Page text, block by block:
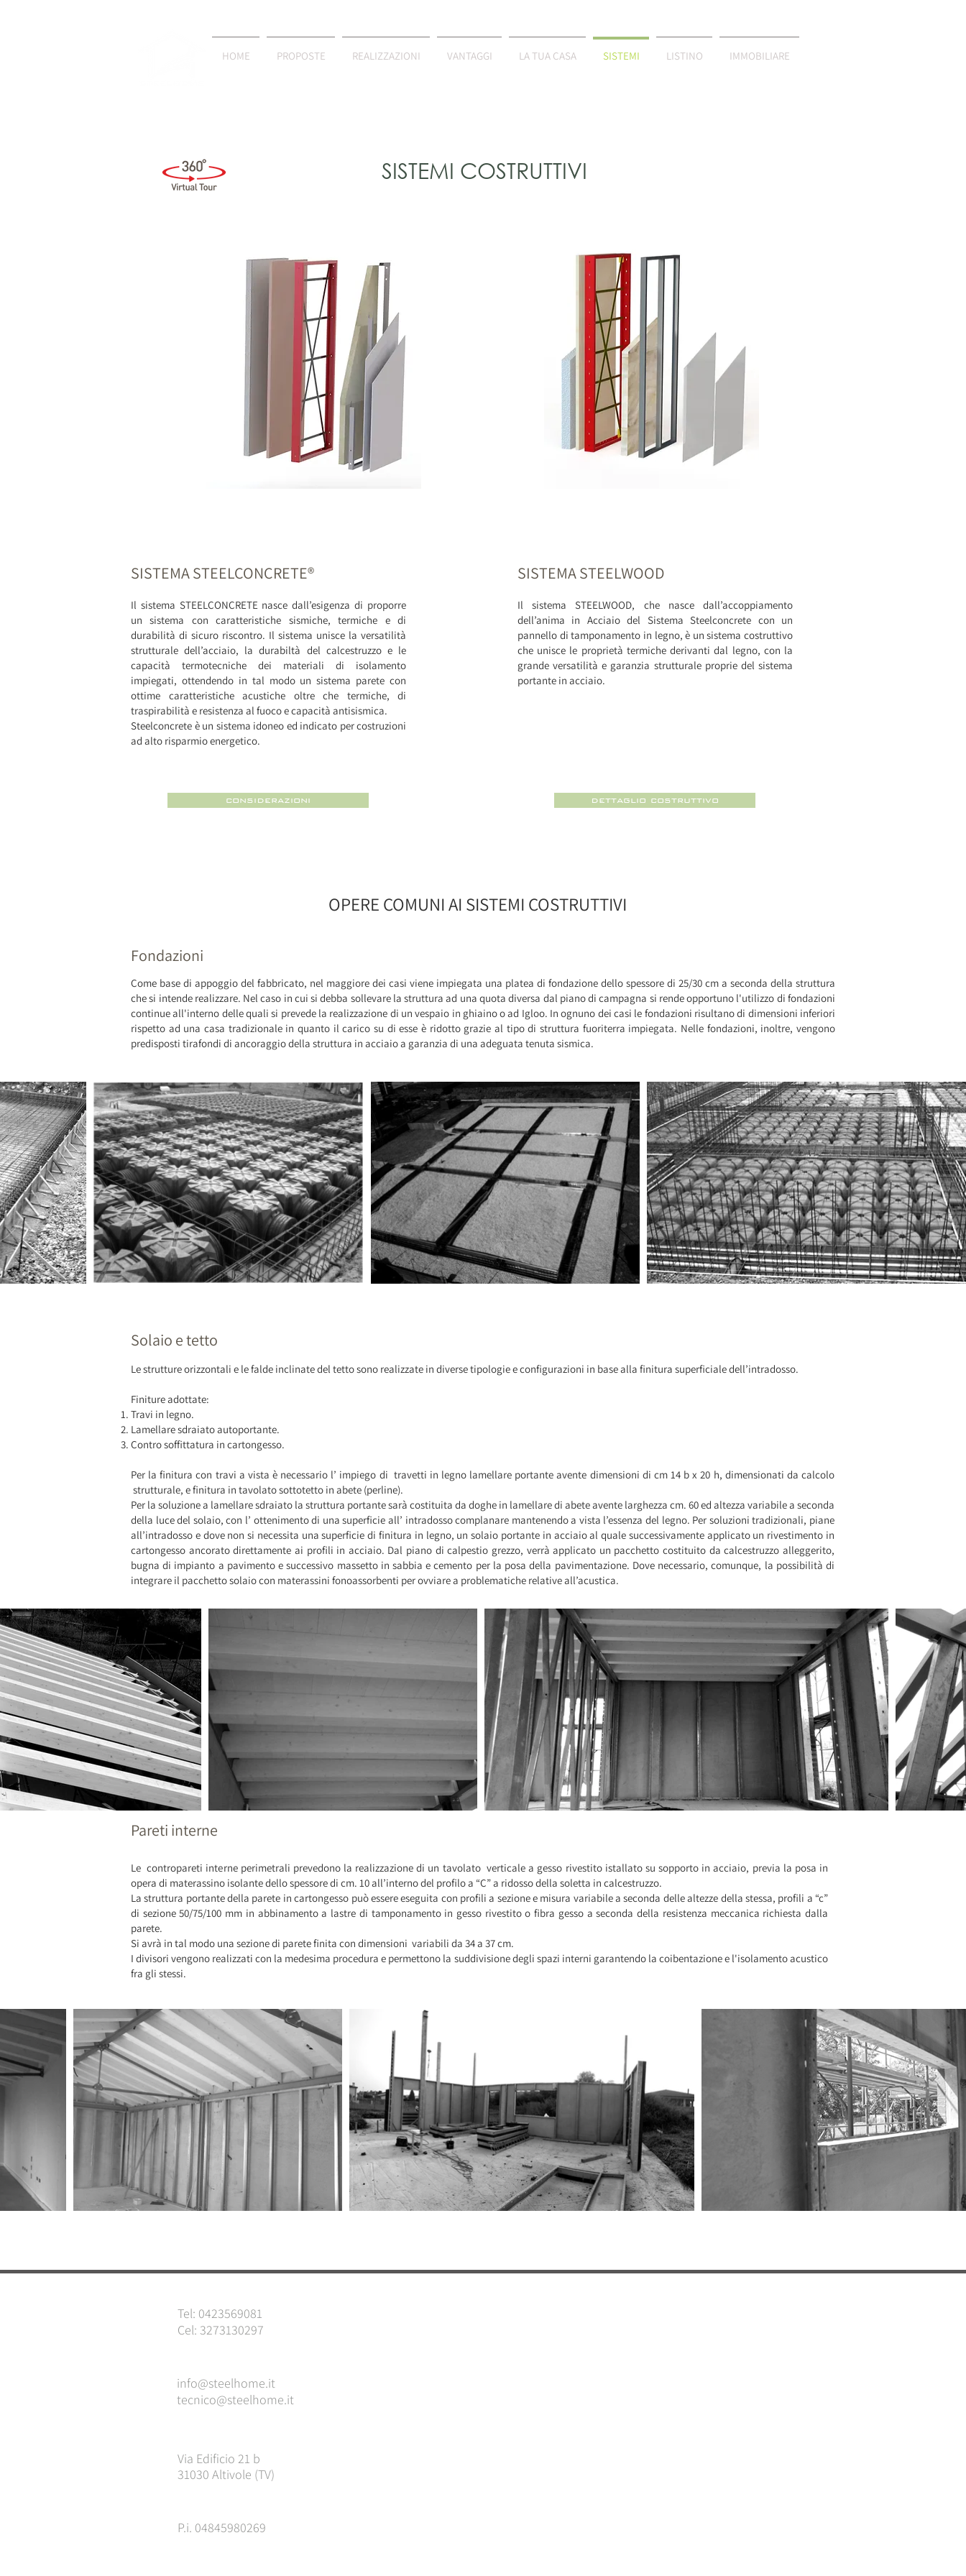
HOME PROPOSTE REALIZZAZIONI VANTAGGI LA TUA CASA SISTEMI LISTINO IMMOBILIARE
SISTEMI COSTRUTTIVI
SISTEMA STEELCONCRETE®
Il sistema STEELCONCRETE nasce dall’esigenza di proporre
un sistema con caratteristiche sismiche, termiche e di
durabilità di sicuro riscontro. Il sistema unisce la versatilità
strutturale dell’acciaio, la durabiltà del calcestruzzo e le
capacità termotecniche dei materiali di isolamento
impiegati, ottendendo in tal modo un sistema parete con
ottime caratteristiche acustiche oltre che termiche, di
traspirabilità e resistenza al fuoco e capacità antisismica.
Steelconcrete è un sistema idoneo ed indicato per costruzioni
ad alto risparmio energetico.
considerazioni
SISTEMA STEELWOOD
Il sistema STEELWOOD, che nasce dall’accoppiamento
dell’anima in Acciaio del Sistema Steelconcrete con un
pannello di tamponamento in legno, è un sistema costruttivo
che unisce le proprietà termiche derivanti dal legno, con la
grande versatilità e garanzia strutturale proprie del sistema
portante in acciaio.
dettaglio costruttivo
OPERE COMUNI AI SISTEMI COSTRUTTIVI
Fondazioni
Come base di appoggio del fabbricato, nel maggiore dei casi viene impiegata una platea di fondazione dello spessore di 25/30 cm a seconda della struttura
che si intende realizzare. Nel caso in cui si debba sollevare la struttura ad una quota diversa dal piano di campagna si rende opportuno l'utilizzo di fondazioni
continue all'interno delle quali si prevede la realizzazione di un vespaio in ghiaino o ad Igloo. In ognuno dei casi le fondazioni risultano di dimensioni inferiori
rispetto ad una casa tradizionale in quanto il carico su di esse è ridotto grazie al tipo di struttura fuoriterra impiegata. Nelle fondazioni, inoltre, vengono
predisposti tirafondi di ancoraggio della struttura in acciaio a garanzia di una adeguata tenuta sismica.
Solaio e tetto
Le strutture orizzontali e le falde inclinate del tetto sono realizzate in diverse tipologie e configurazioni in base alla finitura superficiale dell’intradosso.
Finiture adottate:
Travi in legno.
Lamellare sdraiato autoportante.
Contro soffittatura in cartongesso.
Per la finitura con travi a vista è necessario l’ impiego di travetti in legno lamellare portante avente dimensioni di cm 14 b x 20 h, dimensionati da calcolo
strutturale, e finitura in tavolato sottotetto in abete (perline).
Per la soluzione a lamellare sdraiato la struttura portante sarà costituita da doghe in lamellare di abete avente larghezza cm. 60 ed altezza variabile a seconda
della luce del solaio, con l’ ottenimento di una superficie all’ intradosso complanare mantenendo a vista l’essenza del legno. Per soluzioni tradizionali, piane
all’intradosso e dove non si necessita una superficie di finitura in legno, un solaio portante in acciaio al quale successivamente applicato un rivestimento in
cartongesso ancorato direttamente ai profili in acciaio. Dal piano di calpestio grezzo, verrà applicato un pacchetto costituito da calcestruzzo alleggerito,
bugna di impianto a pavimento e successivo massetto in sabbia e cemento per la posa della pavimentazione. Dove necessario, comunque, la possibilità di
integrare il pacchetto solaio con materassini fonoassorbenti per ovviare a problematiche relative all’acustica.
Pareti interne
Le contropareti interne perimetrali prevedono la realizzazione di un tavolato verticale a gesso rivestito istallato su sopporto in acciaio, previa la posa in
opera di materassino isolante dello spessore di cm. 10 all’interno del profilo a “C” a ridosso della soletta in calcestruzzo.
La struttura portante della parete in cartongesso può essere eseguita con profili a sezione e misura variabile a seconda delle altezze della stessa, profili a “c”
di sezione 50/75/100 mm in abbinamento a lastre di tamponamento in gesso rivestito o fibra gesso a seconda della resistenza meccanica richiesta dalla
parete.
Si avrà in tal modo una sezione di parete finita con dimensioni variabili da 34 a 37 cm.
I divisori vengono realizzati con la medesima procedura e permettono la suddivisione degli spazi interni garantendo la coibentazione e l'isolamento acustico
fra gli stessi.
Tel: 0423569081
Cel: 3273130297
info@steelhome.it
tecnico@steelhome.it
Via Edificio 21 b
31030 Altivole (TV)
P.i. 04845980269